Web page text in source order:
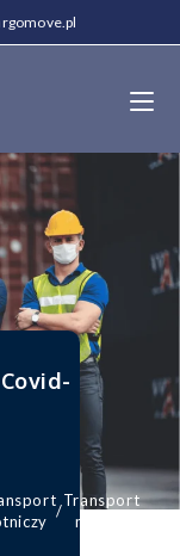
/
Transport
morski